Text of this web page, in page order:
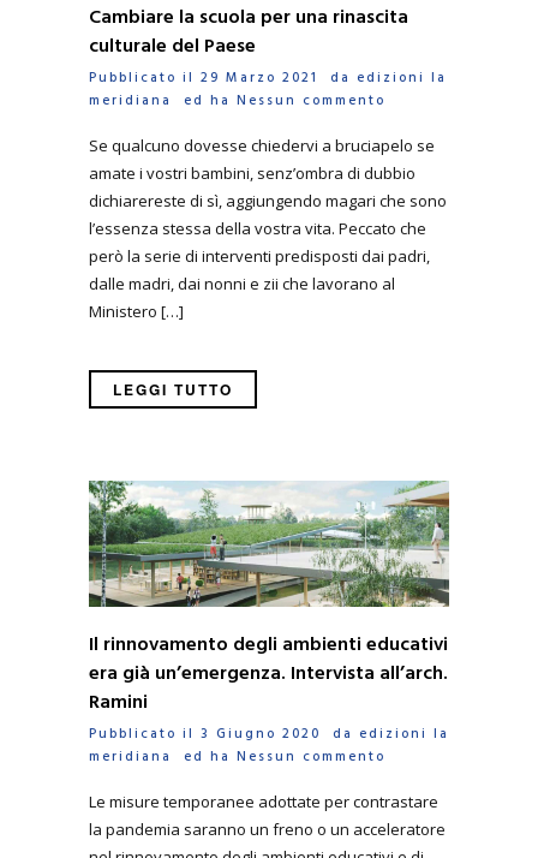
Cambiare la scuola per una rinascita
culturale del Paese
Pubblicato il 29 Marzo 2021 da edizioni la
meridiana
ed ha Nessun commento
Se qualcuno dovesse chiedervi a bruciapelo se
amate i vostri bambini, senz’ombra di dubbio
dichiarereste di sì, aggiungendo magari che sono
l’essenza stessa della vostra vita. Peccato che
però la serie di interventi predisposti dai padri,
dalle madri, dai nonni e zii che lavorano al
Ministero […]
LEGGI TUTTO
Il rinnovamento degli ambienti educativi
era già un’emergenza. Intervista all’arch.
Ramini
Pubblicato il 3 Giugno 2020 da edizioni la
meridiana
ed ha Nessun commento
Le misure temporanee adottate per contrastare
la pandemia saranno un freno o un acceleratore